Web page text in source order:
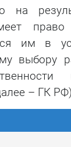
право
им в
выбору
– ГК